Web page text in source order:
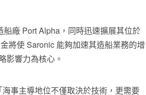
廠 Port Alpha，同時迅速擴展其位於
將使 Saronic 能夠加速其造船業務的增
影響力為核心。
事主導地位不僅取決於技術，更需要